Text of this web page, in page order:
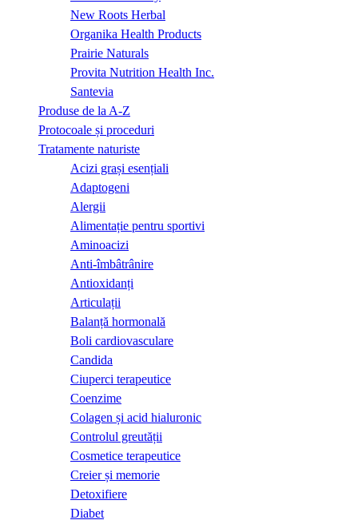
New Roots Herbal
Organika Health Products
Prairie Naturals
Provita Nutrition Health Inc.
Santevia
Produse de la A-Z
Protocoale și proceduri
Tratamente naturiste
Acizi grași esențiali
Adaptogeni
Alergii
Alimentație pentru sportivi
Aminoacizi
Anti-îmbâtrânire
Antioxidanți
Articulații
Balanță hormonală
Boli cardiovasculare
Candida
Ciuperci terapeutice
Coenzime
Colagen și acid hialuronic
Controlul greutății
Cosmetice terapeutice
Creier și memorie
Detoxifiere
Diabet